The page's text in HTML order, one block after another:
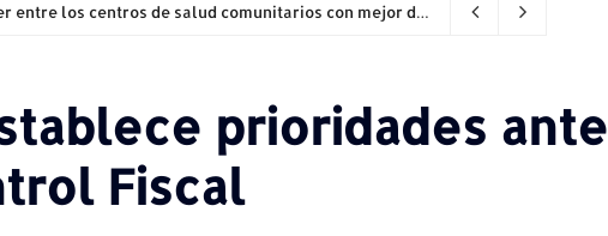
Hospital General de Castañer entre los centros de salud comunitarios con mejor desempeño clínico de Estados Unidos
prioridades ante
Fiscal